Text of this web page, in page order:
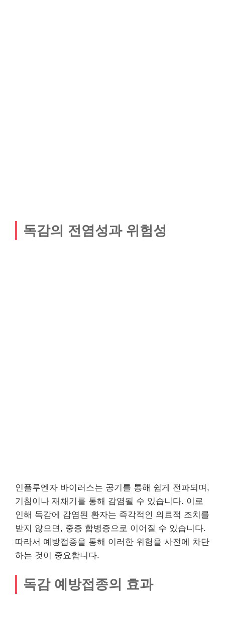
독감의 전염성과 위험성
인플루엔자 바이러스는 공기를 통해 쉽게 전파되며,
기침이나 재채기를 통해 감염될 수 있습니다. 이로
인해 독감에 감염된 환자는 즉각적인 의료적 조치를
받지 않으면, 중증 합병증으로 이어질 수 있습니다.
따라서 예방접종을 통해 이러한 위험을 사전에 차단
하는 것이 중요합니다.
독감 예방접종의 효과